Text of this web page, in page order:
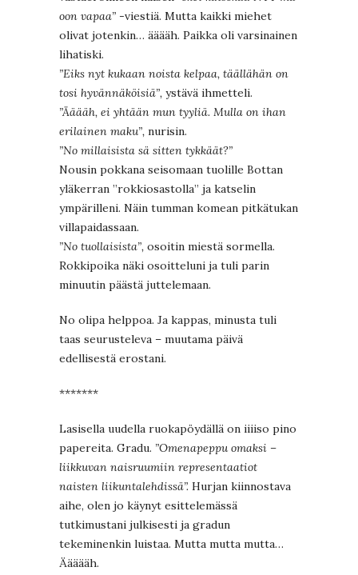
oon vapaa” -viestiä. Mutta kaikki miehet
olivat jotenkin… ääääh. Paikka oli varsinainen
lihatiski.
”Eiks nyt kukaan noista kelpaa, täällähän on
tosi hyvännäköisiä”, ystävä ihmetteli.
”Ääääh, ei yhtään mun tyyliä. Mulla on ihan
erilainen maku”, nurisin.
”No millaisista sä sitten tykkäät?”
Nousin pokkana seisomaan tuolille Bottan
yläkerran ”rokkiosastolla” ja katselin
ympärilleni. Näin tumman komean pitkätukan
villapaidassaan.
”No tuollaisista”, osoitin miestä sormella.
Rokkipoika näki osoitteluni ja tuli parin
minuutin päästä juttelemaan.
No olipa helppoa. Ja kappas, minusta tuli
taas seurusteleva – muutama päivä
edellisestä erostani.
*******
Lasisella uudella ruokapöydällä on iiiiso pino
papereita. Gradu. ”Omenapeppu omaksi –
liikkuvan naisruumiin representaatiot
naisten liikuntalehdissä”. Hurjan kiinnostava
aihe, olen jo käynyt esittelemässä
tutkimustani julkisesti ja gradun
tekeminenkin luistaa. Mutta mutta mutta…
Äääääh.